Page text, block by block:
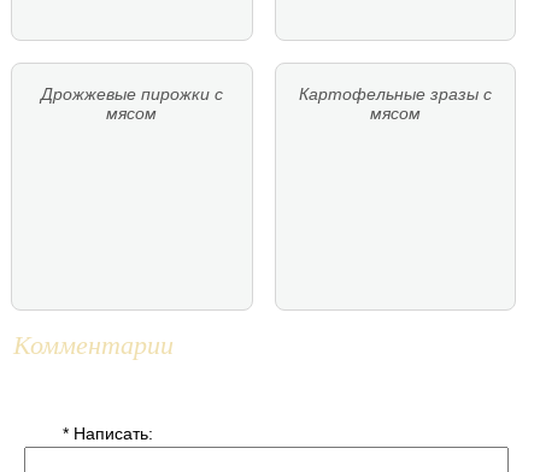
Дрожжевые пирожки с
мясом
Картофельные зразы с
мясом
Комментарии
* Написать: